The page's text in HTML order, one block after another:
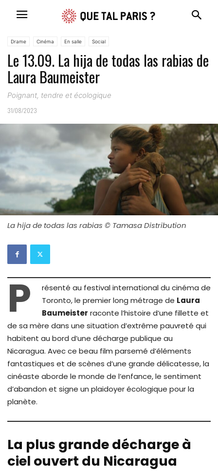
Drame Cinéma En salle Social
Le 13.09. La hija de todas las rabias de
Laura Baumeister
Poignant, tendre et écologique
31/08/2023
La hija de todas las rabias © Tamasa Distribution
P
résenté au festival international du cinéma de
Toronto, le premier long métrage de Laura
Baumeister raconte l’histoire d’une fillette et
de sa mère dans une situation d’extrême pauvreté qui
habitent au bord d’une décharge publique au
Nicaragua. Avec ce beau film parsemé d’éléments
fantastiques et de scènes d’une grande délicatesse, la
cinéaste aborde le monde de l’enfance, le sentiment
d’abandon et signe un plaidoyer écologique pour la
planète.
La plus grande décharge à
ciel ouvert du Nicaragua